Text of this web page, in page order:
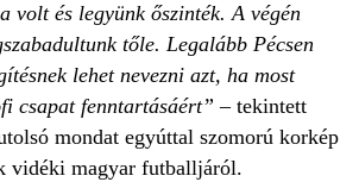
volt és legyünk őszinték. A végén
tőle. Legalább Pécsen
lehet nevezni azt, ha most
csapat fenntartásáért” – tekintett
mondat egyúttal szomorú korkép
vidéki magyar futballjáról.